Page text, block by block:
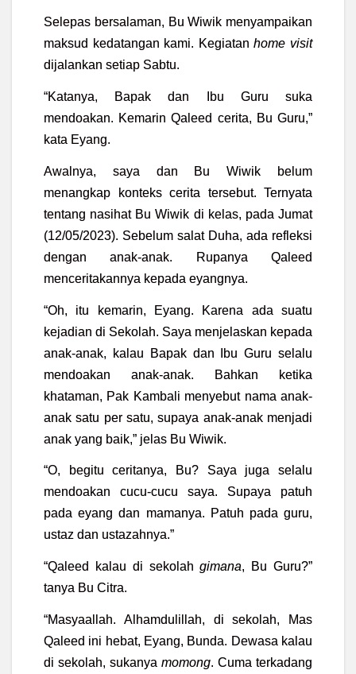
Selepas bersalaman, Bu Wiwik menyampaikan
maksud kedatangan kami. Kegiatanhome visit
dijalankan setiap Sabtu.
“Katanya, Bapak dan Ibu Guru suka
mendoakan. Kemarin Qaleed cerita, Bu Guru,”
kata Eyang.
Awalnya, saya dan Bu Wiwik belum
menangkap konteks cerita tersebut. Ternyata
tentang nasihat Bu Wiwik di kelas, pada Jumat
(12/05/2023). Sebelum salat Duha, ada refleksi
dengan anak-anak. Rupanya Qaleed
menceritakannya kepada eyangnya.
“Oh, itu kemarin, Eyang. Karena ada suatu
kejadian di Sekolah. Saya menjelaskan kepada
anak-anak, kalau Bapak dan Ibu Guru selalu
mendoakan anak-anak. Bahkan ketika
khataman, Pak Kambali menyebut nama anak-
anak satu per satu, supaya anak-anak menjadi
anak yang baik,” jelas Bu Wiwik.
“O, begitu ceritanya, Bu? Saya juga selalu
mendoakan cucu-cucu saya. Supaya patuh
pada eyang dan mamanya. Patuh pada guru,
ustaz dan ustazahnya.”
“Qaleed kalau di sekolahgimana, Bu Guru?”
tanya Bu Citra.
“Masyaallah. Alhamdulillah, di sekolah,
Mas
Qaleed ini hebat, Eyang, Bunda. Dewasa kalau
di sekolah, sukanya momong. Cuma terkadang